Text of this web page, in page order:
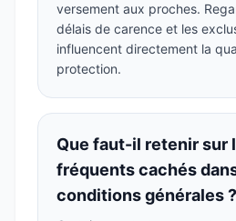
versement aux proches.
délais de carence et les
influencent directement la
protection.
Que faut-il retenir sur
fréquents cachés
conditions générales ?